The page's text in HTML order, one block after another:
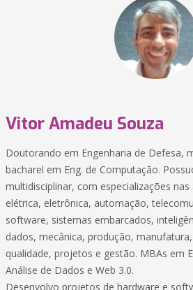
Vitor Amadeu Souza
Doutorando em Engenharia de Defesa,
bacharel em Eng. de Computação.
multidisciplinar, com especializações
elétrica, eletrônica, automação,
software, sistemas embarcados,
dados, mecânica, produção,
qualidade, projetos e gestão. MBAs em
Análise de Dados e Web 3.0.
Desenvolvo projetos de hardware e